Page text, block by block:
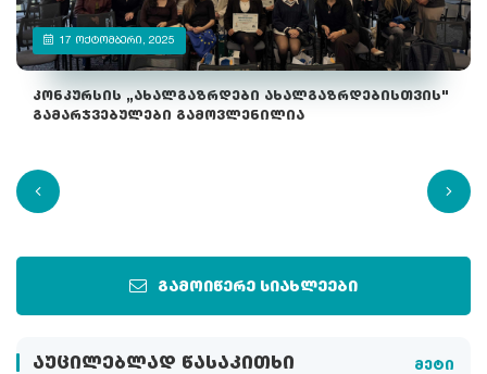
გამოიწერე სიახლეები
ᲐᲣᲪᲘᲚᲔᲑᲚᲐᲓ ᲬᲐᲡᲐᲙᲘᲗᲮᲘ მეტი
17 ᲝᲥᲢᲝᲛᲑᲔᲠᲘ, 2025
კონკურსის „ახალგაზრდები ახალგაზრდებისთვის"
გამარჯვებულები გამოვლენილია